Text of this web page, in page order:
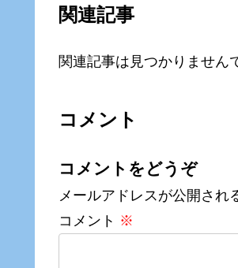
関連記事
関連記事は見つかりません
コメント
コメントをどうぞ
メールアドレスが公開され
コメント ※